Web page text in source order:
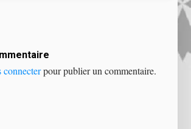
connecterpour publier un commentaire.